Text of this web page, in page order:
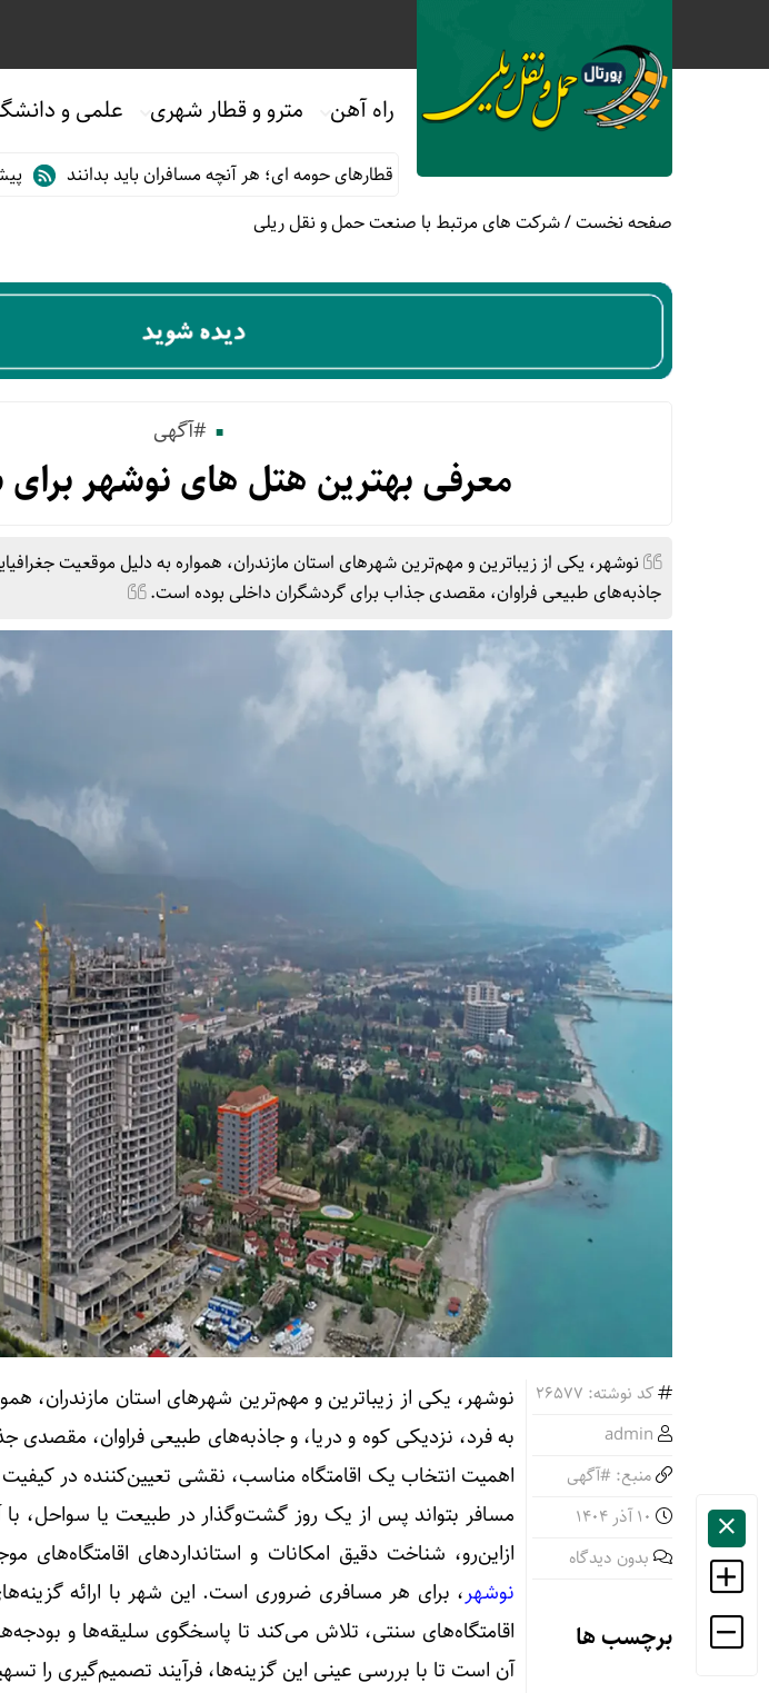
راه آهن مترو و قطار شهری علمی و
قوانین و مقررات استفاده از قطارهای حومه ای؛ هر آنچه مسافران باید بدانند پیش فروش بلیت
صفحه نخست/شرکت های مرتبط با صنعت حمل و نقل ریلی
#آگهی
معرفی بهترین هتل های نوشهر برای
نوشهر، یکی از زیباترین و مهم‌ترین شهرهای استان مازندران، همواره به دلیل موقعیت
جاذبه‌های طبیعی فراوان، مقصدی جذاب برای گردشگران داخلی بوده است.
کد نوشته: 26577
admin
منبع: #آگهی
بدون دیدگاه
برچسب ها
نوشهر، یکی از زیباترین و مهم‌ترین شهرهای استان مازندران،
به فرد، نزدیکی کوه و دریا، و جاذبه‌های طبیعی فراوان،
اهمیت انتخاب یک اقامتگاه مناسب، نقشی تعیین‌کننده در
مسافر بتواند پس از یک روز گشت‌وگذار در طبیعت یا سواحل،
ازاین‌رو، شناخت دقیق امکانات و استانداردهای اقامتگاه‌های
نوشهر، برای هر مسافری ضروری است. این شهر با ارائه
اقامتگاه‌های سنتی، تلاش می‌کند تا پاسخگوی سلیقه‌ها و
آن است تا با بررسی عینی این گزینه‌ها، فرآیند تصمیم‌گیری را